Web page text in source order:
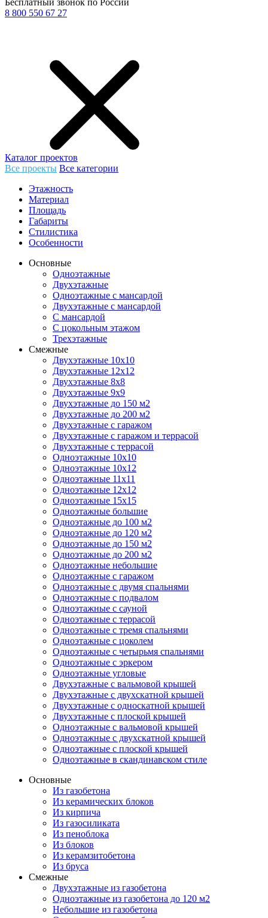
Бесплатный звонок по России
8 800 550 67 27
Каталог проектов
Все проекты Все категории
Этажность
Материал
Площадь
Габариты
Стилистика
Особенности
Основные
Одноэтажные
Двухэтажные
Одноэтажные с мансардой
Двухэтажные с мансардой
С мансардой
С цокольным этажом
Трехэтажные
Смежные
Двухэтажные 10х10
Двухэтажные 12х12
Двухэтажные 8х8
Двухэтажные 9х9
Двухэтажные до 150 м2
Двухэтажные до 200 м2
Двухэтажные с гаражом
Двухэтажные с гаражом и террасой
Двухэтажные с террасой
Одноэтажные 10х10
Одноэтажные 10х12
Одноэтажные 11х11
Одноэтажные 12х12
Одноэтажные 15х15
Одноэтажные большие
Одноэтажные до 100 м2
Одноэтажные до 120 м2
Одноэтажные до 150 м2
Одноэтажные до 200 м2
Одноэтажные небольшие
Одноэтажные с гаражом
Одноэтажные с двумя спальнями
Одноэтажные с подвалом
Одноэтажные с сауной
Одноэтажные с террасой
Одноэтажные с тремя спальнями
Одноэтажные с цоколем
Одноэтажные с четырьмя спальнями
Одноэтажные с эркером
Одноэтажные угловые
Двухэтажные с вальмовой крышей
Двухэтажные с двухскатной крышей
Двухэтажные с односкатной крышей
Двухэтажные с плоской крышей
Одноэтажные с вальмовой крышей
Одноэтажные с двухскатной крышей
Одноэтажные с плоской крышей
Одноэтажные в скандинавском стиле
Основные
Из газобетона
Из керамических блоков
Из кирпича
Из газосиликата
Из пеноблока
Из блоков
Из керамзитобетона
Из бруса
Смежные
Двухэтажные из газобетона
Одноэтажные из газобетона до 120 м2
Небольшие из газобетона